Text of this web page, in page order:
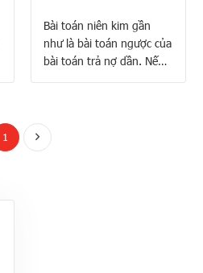
Bài toán niên kim gần
như là bài toán ngược của
bài toán trả nợ dần. Nếu
1